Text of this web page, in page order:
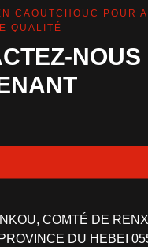
CAOUTCHOUC POUR
QUALITÉ
NOUS
COMTÉ DE
DU HEBEI